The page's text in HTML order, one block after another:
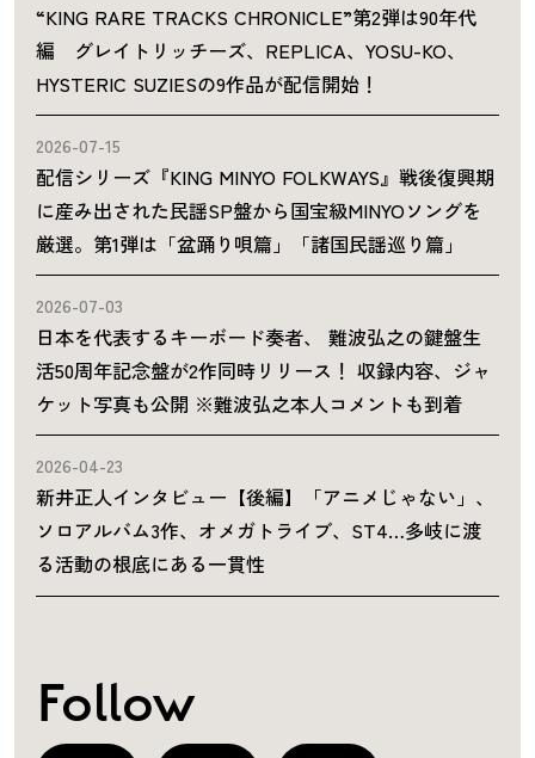
“KING RARE TRACKS CHRONICLE”第2弾は90年代
編 グレイトリッチーズ、REPLICA、YOSU-KO、
HYSTERIC SUZIESの9作品が配信開始！
2026-07-15
配信シリーズ『KING MINYO FOLKWAYS』戦後復興期
に産み出された民謡SP盤から国宝級MINYOソングを
厳選。第1弾は「盆踊り唄篇」「諸国民謡巡り篇」
2026-07-03
日本を代表するキーボード奏者、 難波弘之の鍵盤生
活50周年記念盤が2作同時リリース！ 収録内容、ジャ
ケット写真も公開 ※難波弘之本人コメントも到着
2026-04-23
新井正人インタビュー【後編】「アニメじゃない」、
ソロアルバム3作、オメガトライブ、ST4…多岐に渡
る活動の根底にある一貫性
Follow